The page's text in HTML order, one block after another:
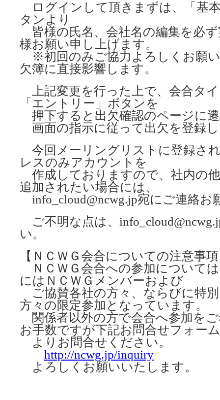
ログインして頂きまずは、「基
タンより
皆様の氏名、会社名の編集を必
様お願い申し上げます。
※初回のみご協力よろしくお願
欠簿に直接影響します。
上記変更を行った上で、会合タ
「エントリー」ボタンを
押下すると出欠確認のページに
画面の指示に従って出欠を登録
今回メーリングリストに登録さ
レスのみアカウントを
作成しておりますので、社内の
追加されたい場合には、
info_cloud@ncwg.jp宛にご連絡お
ご不明な点は、
い。
【ＮＣＷＧ会合についての注意事
ＮＣＷＧ会合への参加について
にはＮＣＷＧメンバーおよび
ご協賛各社の方々、ならびに特
方々の限定参加となっています。
関係者以外の方で会合へ参加を
お手数ですが下記お問合せフォーム
よりお問合せください。
http://ncwg.jp/inquiry
よろしくお願いいたします。